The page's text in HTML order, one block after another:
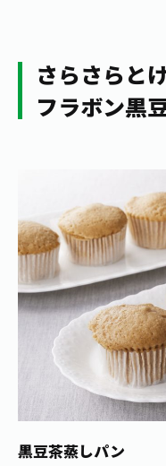
お〜いお茶
健康ミネラルむぎ茶
1日分の野菜
商品情報
ブランドから探す
カテゴリーから探す
キーワードから探す
安全・安心への取組み
お茶を知る・楽
お茶を楽しむ
動画ギャラリー
レシピ集
お茶を知る
お茶百科
お茶百科キッズ
体験・イベント
工場見学
お茶の複合型博物館
食育・文化
食育・イベント
新俳句大賞
店舗・通販
伊藤園の店舗トップ
茶寮伊藤園
店舗検索
通信販売トップ
お客様相談室
企業情報 GLOBAL
さらさらと
フラボン黒
黒豆茶蒸しパン